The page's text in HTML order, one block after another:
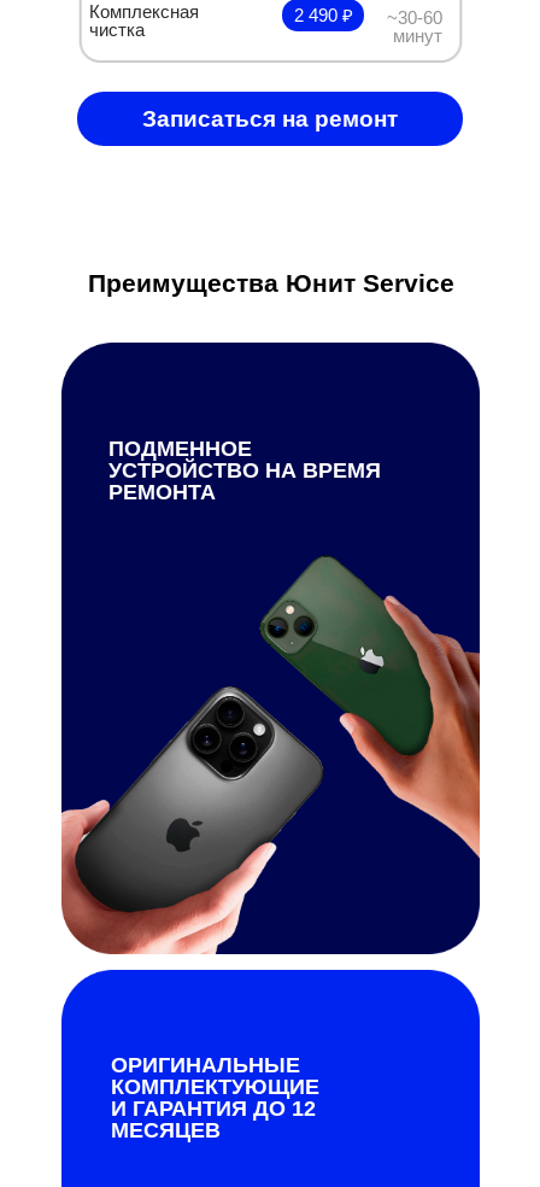
2 490 ₽
Комплексная
чистка
~30-60
минут
Записаться на ремонт
Преимущества Юнит Service
ОРИГИНАЛЬНЫЕ
КОМПЛЕКТУЮЩИЕ
И ГАРАНТИЯ ДО 12
МЕСЯЦЕВ
ПОДМЕННОЕ
УСТРОЙСТВО НА ВРЕМЯ
РЕМОНТА